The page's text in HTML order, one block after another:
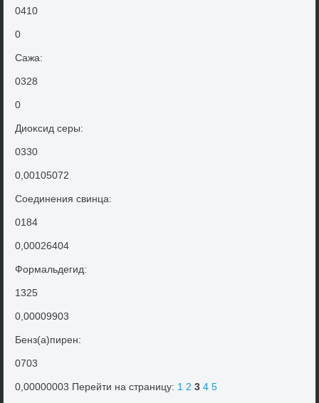
0410
0
Сажа:
0328
0
Диоκсид серы:
0330
0,00105072
Соединения свинца:
0184
0,00026404
Формальдегид:
1325
0,00009903
Бенз(а)пирен:
0703
0,00000003 Перейти на страницу: 1 2 3 4 5